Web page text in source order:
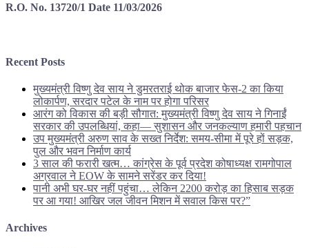
R.O. No. 13720/1 Date 11/03/2026
Recent Posts
मुख्यमंत्री विष्णु देव साय ने डुमरतराई थोक बाजार फेस-2 का किया
लोकार्पण, सरदार पटेल के नाम पर होगा परिसर
आरंग को विकास की बड़ी सौगात: मुख्यमंत्री विष्णु देव साय ने गिनाईं
सरकार की उपलब्धियां, कहा— सुशासन और जनकल्याण हमारी पहचान
उप मुख्यमंत्री अरुण साव के सख्त निर्देश: समय-सीमा में पूरे हों सड़क,
पुल और भवन निर्माण कार्य
3 साल की फरारी खत्म… कांग्रेस के पूर्व प्रदेश कोषाध्यक्ष रामगोपाल
अग्रवाल ने EOW के सामने सरेंडर कर दिया!
पानी अभी घर-घर नहीं पहुंचा… लेकिन 2200 करोड़ का हिसाब सड़क
पर आ गया! आखिर जल जीवन मिशन में सवाल किस पर?”
Archives